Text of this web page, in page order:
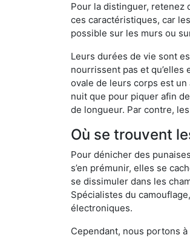
Pour la distinguer, retenez
ces caractéristiques, car
possible sur les murs ou
Leurs durées de vie sont
nourrissent pas et
ovale de leurs corps est
nuit que pour piquer afin
de longueur. Par contre,
Où se trouvent
Pour dénicher des
s’en prémunir, elles se
se dissimuler dans les
Spécialistes du
électroniques.
Cependant, nous portons